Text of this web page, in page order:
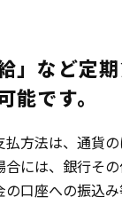
」など定
能です。
払方法は、通貨
合には、銀行そ
口座への振込